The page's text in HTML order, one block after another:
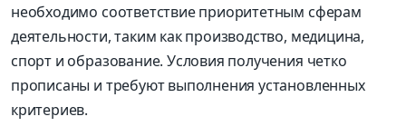
необходимо соответствие приоритетным сферам
деятельности, таким как производство, медицина,
спорт и образование. Условия получения четко
прописаны и требуют выполнения установленных
критериев.